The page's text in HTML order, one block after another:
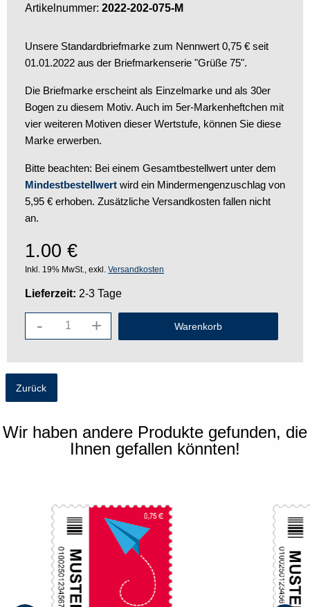
Artikelnummer: 2022-202-075-M
Unsere Standardbriefmarke zum Nennwert 0,75 € seit
01.01.2022 aus der Briefmarkenserie "Grüße 75".
Die Briefmarke erscheint als Einzelmarke und als 30er
Bogen zu diesem Motiv. Auch im 5er-Markenheftchen mit
vier weiteren Motiven dieser Wertstufe, können Sie diese
Marke erwerben.
Bitte beachten: Bei einem Gesamtbestellwert unter dem
Mindestbestellwert wird ein Mindermengenzuschlag von
5,95 € erhoben. Zusätzliche Versandkosten fallen nicht
an.
1.00 €
Inkl. 19% MwSt., exkl. Versandkosten
Lieferzeit: 2-3 Tage
- +
Zurück
Wir haben andere Produkte gefunden, die
Ihnen gefallen könnten!